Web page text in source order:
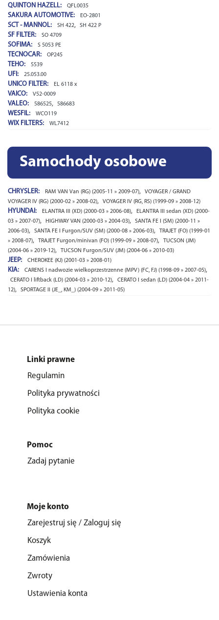
QUINTON HAZELL: QFL0035
SAKURA AUTOMOTIVE: EO-2801
SCT - MANNOL: SH 422, SH 422 P
SF FILTER: SO 4709
SOFIMA: S 5053 PE
TECNOCAR: OP245
TEHO: 5539
UFI: 25.053.00
UNICO FILTER: EL 6118 x
VAICO: V52-0009
VALEO: 586525, 586683
WESFIL: WCO119
WIX FILTERS: WL7412
Samochody osobowe
CHRYSLER: RAM VAN Van (RG) (2005-11 » 2009-07),
VOYAGER / GRAND
VOYAGER IV (RG) (2000-02 » 2008-02), VOYAGER IV (RG, RS) (1999-09 » 2008-12)
HYUNDAI: ELANTRA III (XD) (2000-03 » 2006-08),
ELANTRA III sedan (XD) (2000-
03 » 2007-07), HIGHWAY VAN (2000-03 » 2004-03),
SANTA FE I (SM) (2000-11 »
2006-03), SANTA FE I Furgon/SUV (SM) (2000-08 » 2006-03),
TRAJET (FO) (1999-01
» 2008-07), TRAJET Furgon/minivan (FO) (1999-09 » 2008-07),
TUCSON (JM)
(2004-06 » 2019-12), TUCSON Furgon/SUV (JM) (2004-06 » 2010-03)
JEEP: CHEROKEE (KJ) (2001-03 » 2008-01)
KIA: CARENS I nadwozie wielkoprzestrzenne (MPV) (FC, FJ) (1998-09 » 2007-05),
CERATO I liftback (LD) (2004-03 » 2010-12),
CERATO I sedan (LD) (2004-04 » 2011-
12), SPORTAGE II (JE_, KM_) (2004-09 » 2011-05)
Linki prawne
Regulamin
Polityka prywatności
Polityka cookie
Pomoc
Zadaj pytanie
Moje konto
Zarejestruj się / Zaloguj się
Koszyk
Zamówienia
Zwroty
Ustawienia konta